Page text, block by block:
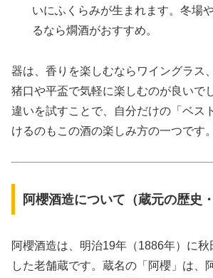
いにふくらみが生まれます。冬場
るなら燗酒がおすすめ。
器は、香りを楽しむならワイングラス
猪口や平盃で気軽に楽しむのが良いで
違いを試すことで、自分だけの「ベス
けるのもこの酒の楽しみ方の一つです。
阿櫻酒造について（蔵元の歴史
阿櫻酒造は、明治19年（1886年）に
した老舗蔵です。蔵名の「阿櫻」は、